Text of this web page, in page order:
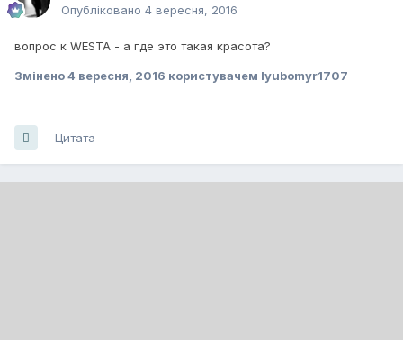
Опубліковано 4 вересня, 2016
вопрос к WESTA - а где это такая красота?
Змінено4 вересня, 2016 користувачем lyubomyr1707
Цитата